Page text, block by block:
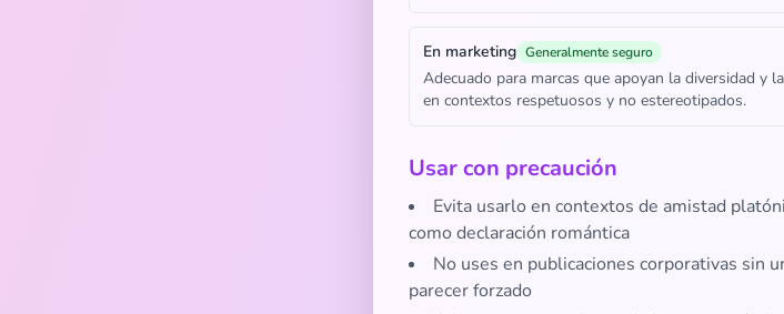
En marketing Generalmente seguro
Adecuado para marcas que apoyan la diversidad y
en contextos respetuosos y no estereotipados.
Usar con precaución
Evita usarlo en contextos de amistad
como declaración romántica
No uses en publicaciones corporativas sin
parecer forzado